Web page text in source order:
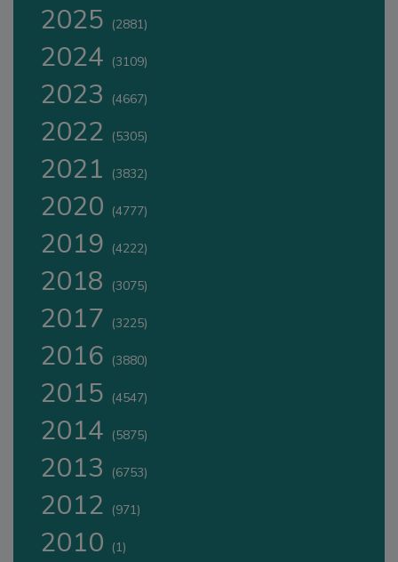
2025 (2881)
2024 (3109)
2023 (4667)
2022 (5305)
2021 (3832)
2020 (4777)
2019 (4222)
2018 (3075)
2017 (3225)
2016 (3880)
2015 (4547)
2014 (5875)
2013 (6753)
2012 (971)
2010 (1)